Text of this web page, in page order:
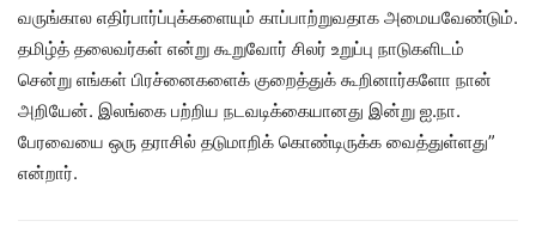
வருங்கால எதிர்பார்ப்புக்களையும் காப்பாற்றுவதாக அமையவேண்டும்.
தமிழ்த் தலைவர்கள் என்று கூறுவோர் சிலர் உறுப்பு நாடுகளிடம்
சென்று எங்கள் பிரச்னைகளைக் குறைத்துக் கூறினார்களோ நான்
அறியேன். இலங்கை பற்றிய நடவடிக்கையானது இன்று ஐ.நா.
பேரவையை ஒரு தராசில் தடுமாறிக் கொண்டிருக்க வைத்துள்ளது”
என்றார்.